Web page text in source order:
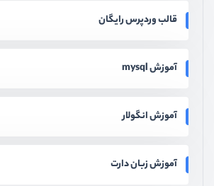
قالب وردپرس رایگان
آموزش mysql
آموزش انگولار
آموزش زبان دارت